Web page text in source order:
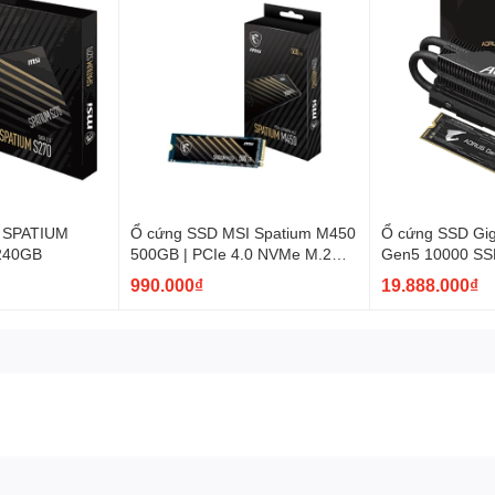
hiệu suất RAM một cách dễ dàng. Điều này giúp bạn tận dụng
nổi bật.
Ổ cứng SSD MSI Spatium M450
500GB | PCIe 4.0 NVMe M.2
PCI Express 4.0
990.000₫
Ổ cứng SSD
Gen5 10000
19.888.000₫